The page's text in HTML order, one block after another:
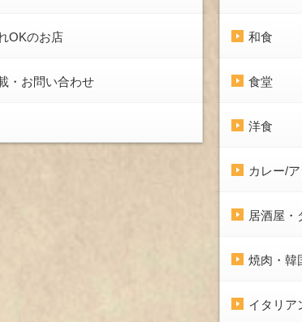
OKのお店
・お問い合わせ
和食
食堂
洋食
カレー/
居酒屋・
焼肉・韓
イタリア